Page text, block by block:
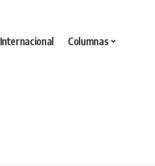
Internacional Columnas